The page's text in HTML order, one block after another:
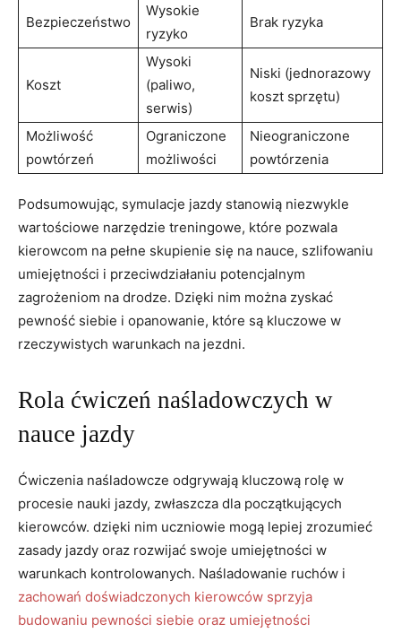
Bezpieczeństwo
Wysokie‍
ryzyko
Brak⁣ ryzyka
Koszt
Wysoki
(paliwo,
serwis)
Niski (jednorazowy
koszt sprzętu)
Możliwość
powtórzeń
Ograniczone
możliwości
Nieograniczone
powtórzenia
Podsumowując, symulacje jazdy stanowią niezwykle
wartościowe narzędzie treningowe, które pozwala
kierowcom⁣ na pełne⁣ skupienie się na nauce, ⁣szlifowaniu
umiejętności i przeciwdziałaniu potencjalnym
zagrożeniom na drodze. Dzięki nim można zyskać
pewność siebie i opanowanie, które są kluczowe w
rzeczywistych warunkach na jezdni.
Rola ćwiczeń naśladowczych w
nauce jazdy
Ćwiczenia naśladowcze odgrywają kluczową rolę ⁢w
procesie nauki jazdy, ​zwłaszcza dla początkujących
kierowców. dzięki nim uczniowie mogą lepiej⁢ zrozumieć
zasady jazdy oraz rozwijać swoje umiejętności w
warunkach kontrolowanych. Naśladowanie ruchów ​i
zachowań doświadczonych⁢ kierowców sprzyja
budowaniu pewności​ siebie ⁤oraz umiejętności